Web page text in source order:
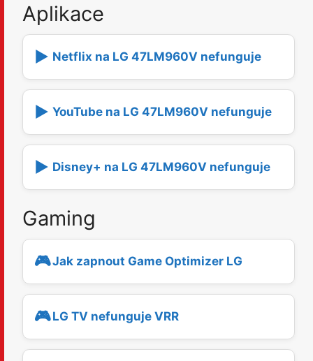
Aplikace
▶️ Netflix na LG 47LM960V nefunguje
▶️ YouTube na LG 47LM960V nefunguje
▶️ Disney+ na LG 47LM960V nefunguje
Gaming
🎮Jak zapnout Game Optimizer LG
🎮LG TV nefunguje VRR